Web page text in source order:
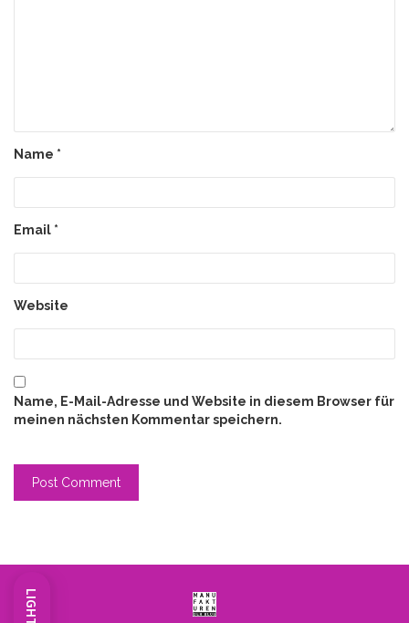
LIGHT
Name *
Email *
Website
Name, E-Mail-Adresse und Website in diesem Browser für
meinen nächsten Kommentar speichern.